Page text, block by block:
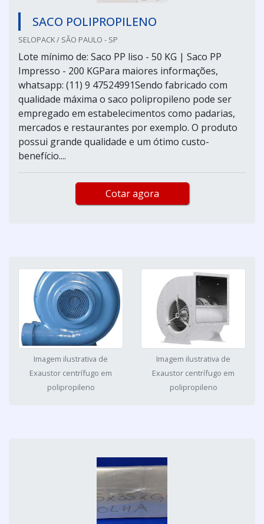
SACO POLIPROPILENO
SELOPACK / SÃO PAULO - SP
Lote mínimo de: Saco PP liso - 50 KG | Saco PP
Impresso - 200 KGPara maiores informações,
whatsapp: (11) 9 47524991Sendo fabricado com
qualidade máxima o saco polipropileno pode ser
empregado em estabelecimentos como padarias,
mercados e restaurantes por exemplo. O produto
possui grande qualidade e um ótimo custo-
benefício....
Cotar agora
Imagem ilustrativa de
Exaustor centrífugo em
polipropileno
Imagem ilustrativa de
Exaustor centrífugo em
polipropileno